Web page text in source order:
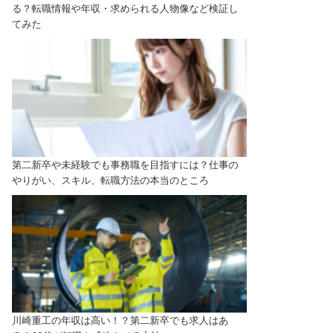
る？転職情報や年収・求められる人物像など検証し
てみた
第二新卒や未経験でも事務職を目指すには？仕事の
やりがい、スキル、転職方法の本当のところ
川崎重工の年収は高い！？第二新卒でも求人はあ